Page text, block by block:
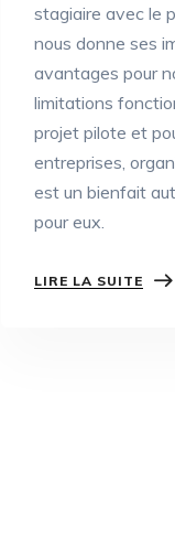
stagiaire avec le
nous donne ses
avantages pour
limitations
projet pilote et
entreprises,
est un bienfait
pour eux.
LIRE LA SUITE